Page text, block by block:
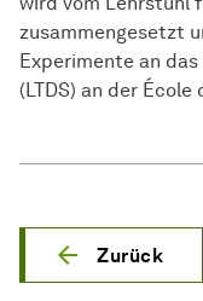
zusammengesetzt
Experimente an
(LTDS) an der
Zurück